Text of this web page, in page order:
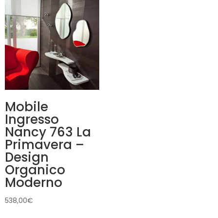
Mobile
Ingresso
Nancy 763 La
Primavera –
Design
Organico
Moderno
538,00€